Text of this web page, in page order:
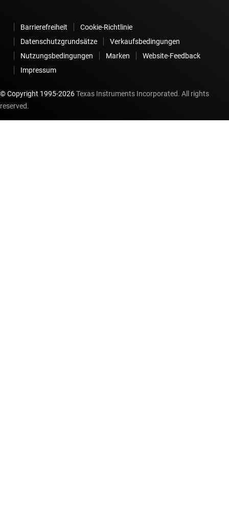
Barrierefreiheit
Cookie-Richtlinie
Datenschutzgrundsätze
Verkaufsbedingungen
Nutzungsbedingungen
Marken
Website-Feedback
Impressum
© Copyright 1995-2026Texas Instruments Incorporated. All rights
reserved.